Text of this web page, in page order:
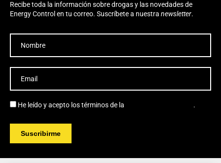
Recibe toda la información sobre drogas y las novedades de
Energy Control en tu correo. Suscríbete a nuestra newsletter.
He leído y acepto los términos de la .